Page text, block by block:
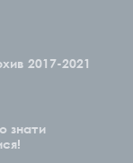
2017-2021
знати